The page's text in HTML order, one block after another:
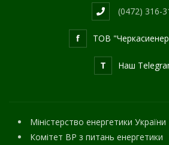
(0472) 316-
f ТОВ
T Наш
Міністерство енергетики України
Комітет ВР з питань енергетики